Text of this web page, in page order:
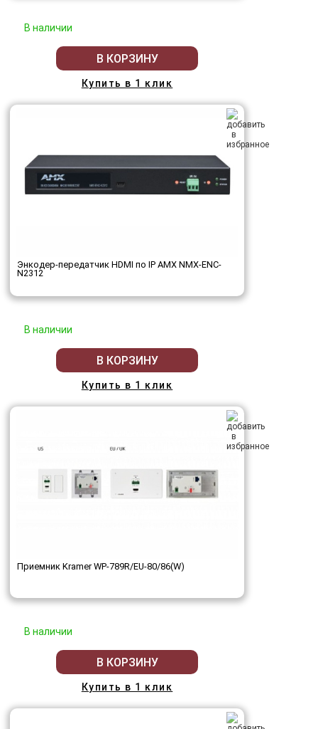
В наличии
В КОРЗИНУ
Купить в 1 клик
Энкодер-передатчик HDMI по IP AMX NMX-ENC-
N2312
В наличии
В КОРЗИНУ
Купить в 1 клик
Приемник Kramer WP-789R/EU-80/86(W)
В наличии
В КОРЗИНУ
Купить в 1 клик